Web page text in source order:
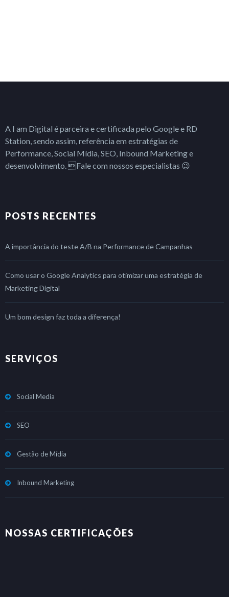
A I am Digital é parceira e certificada pelo Google e RD
Station, sendo assim, referência em estratégias de
Performance, Social Mídia, SEO, Inbound Marketing e
desenvolvimento. Fale com nossos especialistas 😉
POSTS RECENTES
A importância do teste A/B na Performance de Campanhas
Como usar o Google Analytics para otimizar uma estratégia de
Marketing Digital
Um bom design faz toda a diferença!
SERVIÇOS
Social Media
SEO
Gestão de Mídia
Inbound Marketing
NOSSAS CERTIFICAÇÕES